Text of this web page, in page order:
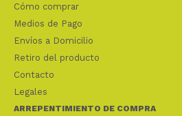
Cómo comprar
Medios de Pago
Envíos a Domicilio
Retiro del producto
Contacto
Legales
ARREPENTIMIENTO DE COMPRA